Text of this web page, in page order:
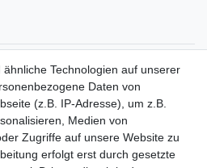
Technologien auf unserer
Daten von
(z.B. IP-Adresse), um z.B.
Medien von
Zugriffe auf unsere Website zu
erfolgt erst durch gesetzte